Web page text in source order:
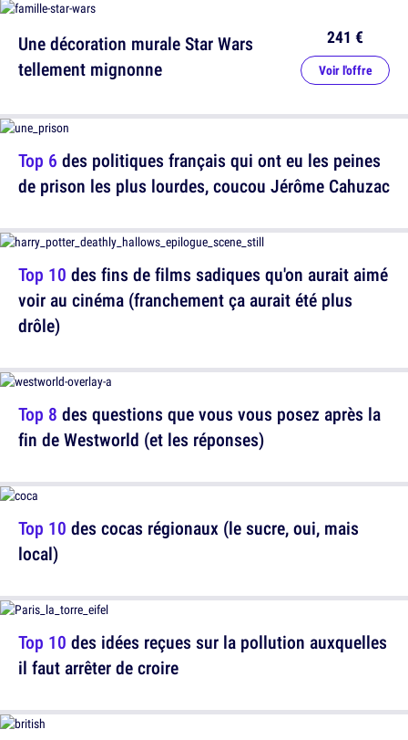
Top 6 des politiques français qui ont eu les peines
de prison les plus lourdes, coucou Jérôme Cahuzac
Top 8 des questions que vous vous posez après la
fin de Westworld (et les réponses)
Top 10 des idées reçues sur la pollution auxquelles
il faut arrêter de croire
Une décoration murale Star Wars
tellement mignonne
241 €
Voir l'offre
Top 10 des fins de films sadiques qu'on aurait aimé
voir au cinéma (franchement ça aurait été plus
drôle)
Top 10 des cocas régionaux (le sucre, oui, mais
local)